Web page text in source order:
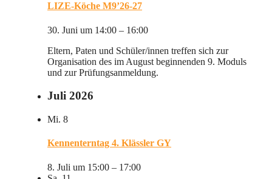
LIZE-Köche M9’26-27
30. Juni um 14:00 – 16:00
Eltern, Paten und Schüler/innen treffen sich zur
Organisation des im August beginnenden 9. Moduls
und zur Prüfungsanmeldung.
Juli 2026
Mi. 8
Kennenterntag 4. Klässler GY
8. Juli um 15:00 – 17:00